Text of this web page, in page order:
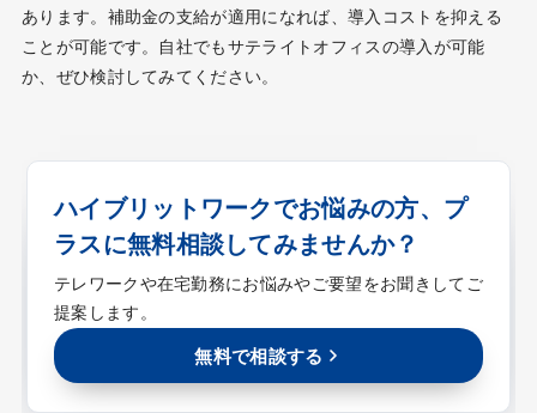
あります。補助金の支給が適用になれば、導入コストを抑える
ことが可能です。自社でもサテライトオフィスの導入が可能
か、ぜひ検討してみてください。
ハイブリットワークでお悩みの方、プ
ラスに無料相談してみませんか？
テレワークや在宅勤務にお悩みやご要望をお聞きしてご
提案します。
無料で相談する